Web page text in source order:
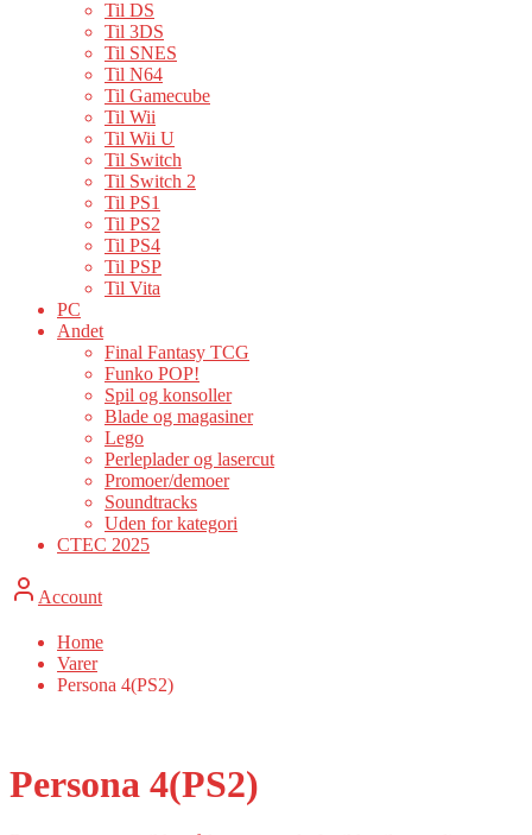
Til DS
Til 3DS
Til SNES
Til N64
Til Gamecube
Til Wii
Til Wii U
Til Switch
Til Switch 2
Til PS1
Til PS2
Til PS4
Til PSP
Til Vita
PC
Andet
Final Fantasy TCG
Funko POP!
Spil og konsoller
Blade og magasiner
Lego
Perleplader og lasercut
Promoer/demoer
Soundtracks
Uden for kategori
CTEC 2025
Account
Home
Varer
Persona 4(PS2)
Persona 4(PS2)